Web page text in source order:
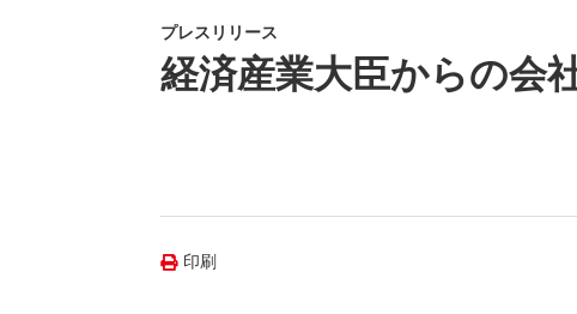
プレスリリース
経済産業大臣からの会
印刷